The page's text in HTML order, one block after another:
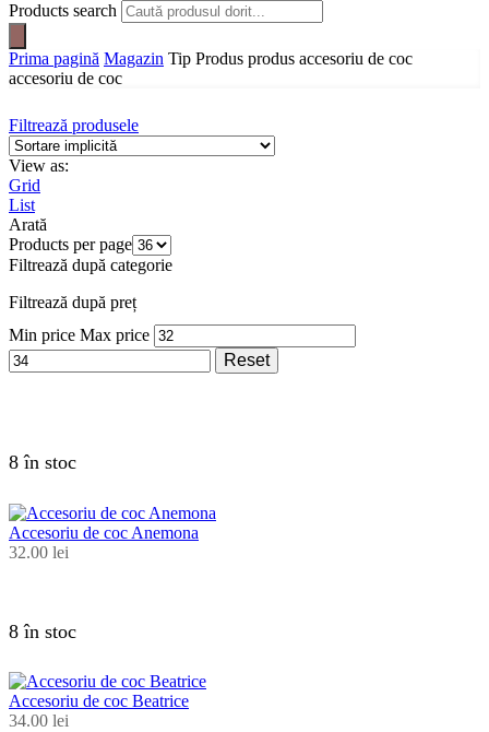
Products search
Prima pagină Magazin Tip Produs produs accesoriu de coc
accesoriu de coc
Filtrează produsele
View as:
Grid
List
Arată
Products per page
Filtrează după categorie
Filtrează după preț
Min price Max price
Reset
8 în stoc
Accesoriu de coc Anemona
32.00 lei
8 în stoc
Accesoriu de coc Beatrice
34.00 lei